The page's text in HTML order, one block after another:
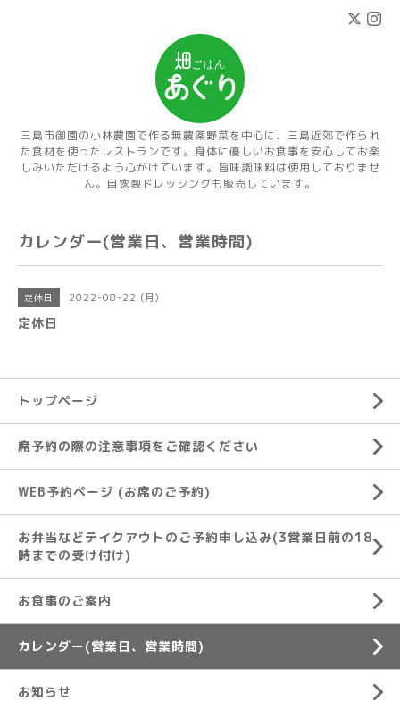
三島市御園の小林農園で作る無農薬野菜を中心に、三島近郊で作られ
た食材を使ったレストランです。身体に優しいお食事を安心してお楽
しみいただけるよう心がけています。旨味調味料は使用しておりませ
ん。自家製ドレッシングも販売しています。
カレンダー(営業日、営業時間)
定休日 2022-08-22 (月)
定休日
トップページ
席予約の際の注意事項をご確認ください
WEB予約ページ (お席のご予約)
お弁当などテイクアウトのご予約申し込み(3営業日前の18
時までの受け付け)
お食事のご案内
カレンダー(営業日、営業時間)
お知らせ